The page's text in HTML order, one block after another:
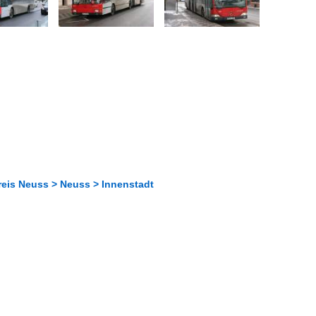
Neuss > Neuss > Innenstadt